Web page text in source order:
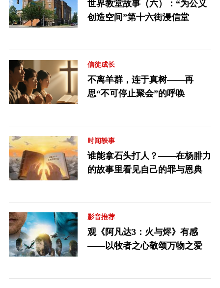
世界教堂故事（六）：“为公义
创造空间”第十六街浸信堂
信徒成长
不离羊群，连于真树——再
思“不可停止聚会”的呼唤
时闻轶事
谁能拿石头打人？——在杨腓力
的故事里看见自己的罪与恩典
影音推荐
观《阿凡达3：火与烬》有感
——以牧者之心敬颂万物之爱